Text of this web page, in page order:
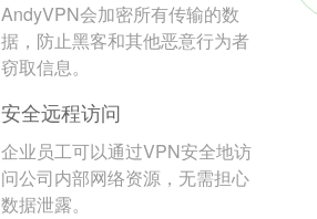
AndyVPN会加密所有传输的数
据，防止黑客和其他恶意行为者
窃取信息。
安全远程访问
企业员工可以通过VPN安全地访
问公司内部网络资源，无需担心
数据泄露。